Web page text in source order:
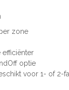
zone
efficiënter
optie
voor 1- of 2-